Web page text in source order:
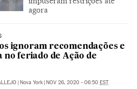
agora
ignoram recomendações e
no feriado de Ação de
| Nova York | NOV 26, 2020 - 06:50 EST